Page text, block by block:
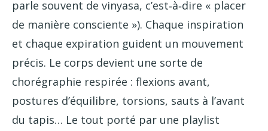
parle souvent de vinyasa, c’est‑à‑dire « placer
de manière consciente »). Chaque inspiration
et chaque expiration guident un mouvement
précis. Le corps devient une sorte de
chorégraphie respirée : flexions avant,
postures d’équilibre, torsions, sauts à l’avant
du tapis… Le tout porté par une playlist